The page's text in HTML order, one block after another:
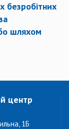
безробітних
шляхом
центр
1Б